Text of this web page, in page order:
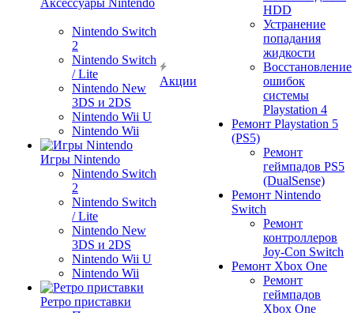
Аксессуары Nintendo
Nintendo Switch
2
Nintendo Switch
/ Lite
Nintendo New
3DS и 2DS
Nintendo Wii U
Nintendo Wii
Игры Nintendo
Nintendo Switch
2
Nintendo Switch
/ Lite
Nintendo New
3DS и 2DS
Nintendo Wii U
Nintendo Wii
Ретро приставки
Акции
HDD
Устранение
попадания
жидкости
Восстановление
ошибок
системы
Playstation 4
Ремонт Playstation 5
(PS5)
Ремонт
геймпадов PS5
(DualSense)
Ремонт Nintendo
Switch
Ремонт
контроллеров
Joy-Con Switch
Ремонт Xbox One
Ремонт
геймпадов
Xbox One